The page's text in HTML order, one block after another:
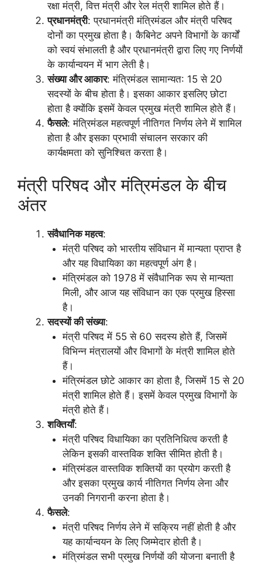
रक्षा मंत्री, वित्त मंत्री और रेल मंत्री शामिल होते हैं।
प्रधानमंत्री: प्रधानमंत्री मंत्रिमंडल और मंत्री परिषद
दोनों का प्रमुख होता है। कैबिनेट अपने विभागों के कार्यों
को स्वयं संभालती है और प्रधानमंत्री द्वारा लिए गए निर्णयों
के कार्यान्वयन में भाग लेती है।
संख्या और आकार: मंत्रिमंडल सामान्यत: 15 से 20
सदस्यों के बीच होता है। इसका आकार इसलिए छोटा
होता है क्योंकि इसमें केवल प्रमुख मंत्री शामिल होते हैं।
फैसले: मंत्रिमंडल महत्वपूर्ण नीतिगत निर्णय लेने में शामिल
होता है और इसका प्रभावी संचालन सरकार की
कार्यक्षमता को सुनिश्चित करता है।
मंत्री परिषद और मंत्रिमंडल के बीच
अंतर
संवैधानिक महत्व:
मंत्री परिषद को भारतीय संविधान में मान्यता प्राप्त है
और यह विधायिका का महत्वपूर्ण अंग है।
मंत्रिमंडल को 1978 में संवैधानिक रूप से मान्यता
मिली, और आज यह संविधान का एक प्रमुख हिस्सा
है।
सदस्यों की संख्या:
मंत्री परिषद में 55 से 60 सदस्य होते हैं, जिसमें
विभिन्न मंत्रालयों और विभागों के मंत्री शामिल होते
हैं।
मंत्रिमंडल छोटे आकार का होता है, जिसमें 15 से 20
मंत्री शामिल होते हैं। इसमें केवल प्रमुख विभागों के
मंत्री होते हैं।
शक्तियाँ:
मंत्री परिषद विधायिका का प्रतिनिधित्व करती है
लेकिन इसकी वास्तविक शक्ति सीमित होती है।
मंत्रिमंडल वास्तविक शक्तियों का प्रयोग करती है
और इसका प्रमुख कार्य नीतिगत निर्णय लेना और
उनकी निगरानी करना होता है।
फैसले:
मंत्री परिषद निर्णय लेने में सक्रिय नहीं होती है और
यह कार्यान्वयन के लिए जिम्मेदार होती है।
मंत्रिमंडल सभी प्रमुख निर्णयों की योजना बनाती है